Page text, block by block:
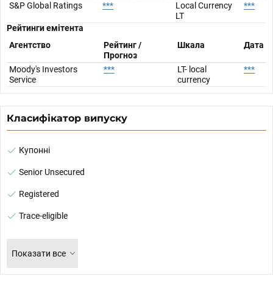
S&P Global Ratings ***
Local Currency
LT
***
Рейтинги емітента
Агентство
Рейтинг /
Прогноз
Шкала Дата
Moody's Investors
Service
***
LT- local
currency
***
Класифікатор випуску
Купонні
Senior Unsecured
Registered
Trace-eligible
Показати все